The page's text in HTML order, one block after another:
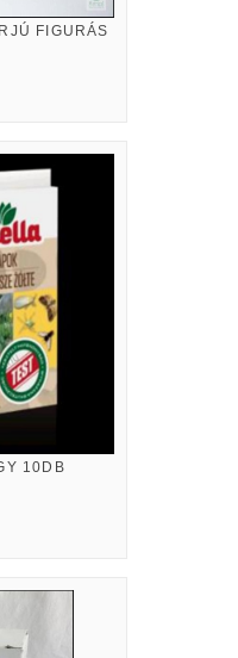
FIGURÁS
10DB